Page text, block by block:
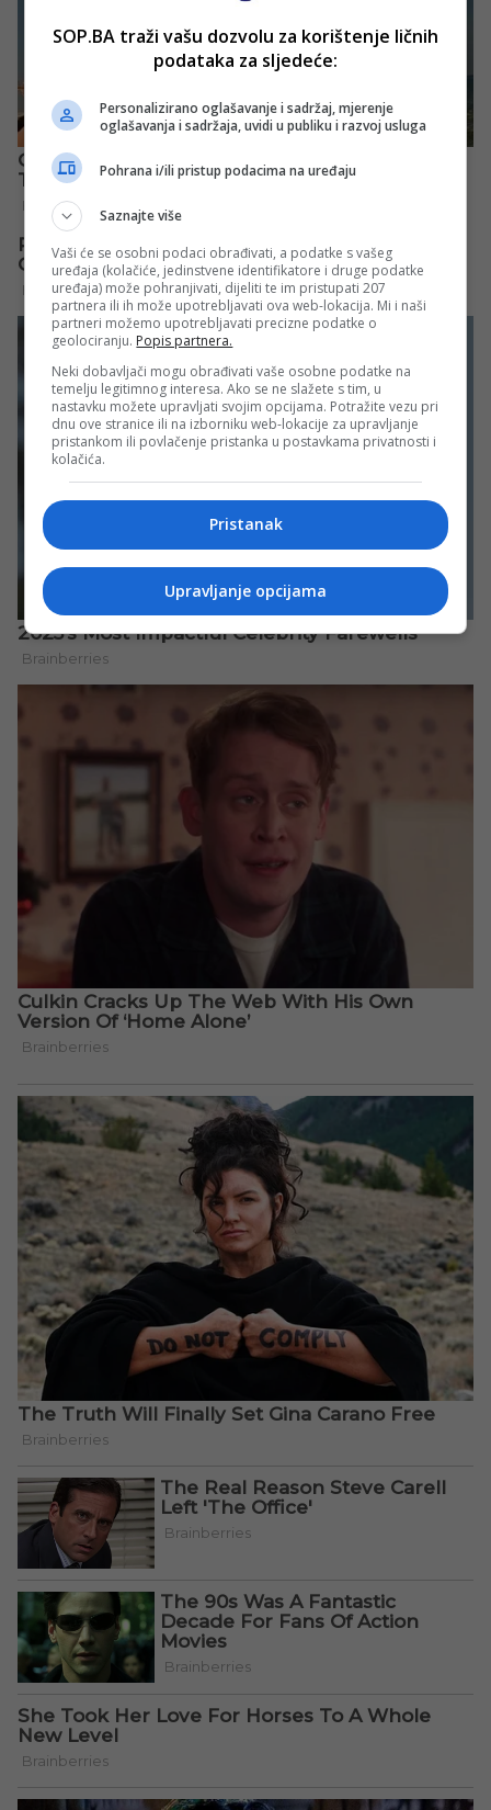
SOP.BA traži vašu dozvolu za korištenje ličnih
podataka za sljedeće:
Personalizirano oglašavanje i sadržaj, mjerenje
oglašavanja i sadržaja, uvidi u publiku i razvoj usluga
Pohrana i/ili pristup podacima na uređaju
Saznajte više
Vaši će se osobni podaci obrađivati, a podatke s vašeg
uređaja (kolačiće, jedinstvene identifikatore i druge podatke
uređaja) može pohranjivati, dijeliti te im pristupati 207
partnera ili ih može upotrebljavati ova web-lokacija. Mi i naši
partneri možemo upotrebljavati precizne podatke o
geolociranju. Popis partnera.
Neki dobavljači mogu obrađivati vaše osobne podatke na
temelju legitimnog interesa. Ako se ne slažete s tim, u
nastavku možete upravljati svojim opcijama. Potražite vezu pri
dnu ove stranice ili na izborniku web-lokacije za upravljanje
pristankom ili povlačenje pristanka u postavkama privatnosti i
kolačića.
Pristanak
Upravljanje opcijama